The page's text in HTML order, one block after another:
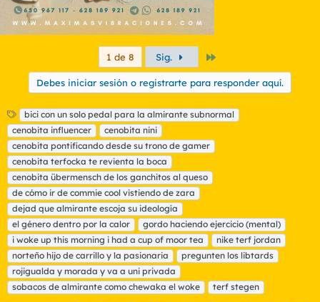
1 de 8 Sig.
Debes iniciar sesión o registrarte para responder aquí.
E
t
i
q
u
e
t
a
s
bici con un solo pedal para la almirante subnormal
cenobita influencer
cenobita nini
cenobita pontificando desde su trono de gamer
cenobita terfocka te revienta la boca
cenobita übermensch de los ganchitos al queso
de cómo ir de commie cool vistiendo de zara
dejad que almirante escoja su ideología
el género dentro por la calor
gordo haciendo ejercicio (mental)
i woke up this morning i had a cup of moor tea
nike terf jordan
norteño hijo de carrillo y la pasionaria
pregunten los libtards
rojigualda y morada y va a uni privada
sobacos de almirante como chewaka el woke
terf stegen